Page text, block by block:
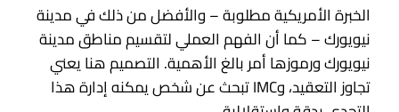
الخبرة الأمريكية مطلوبة – والأفضل من ذلك في مدينة
نيويورك – كما أن الفهم العملي لتقسيم مناطق مدينة
نيويورك ورموزها أمر بالغ الأهمية. التصميم هنا يعني
تجاوز التعقيد، وIMC تبحث عن شخص يمكنه إدارة هذا